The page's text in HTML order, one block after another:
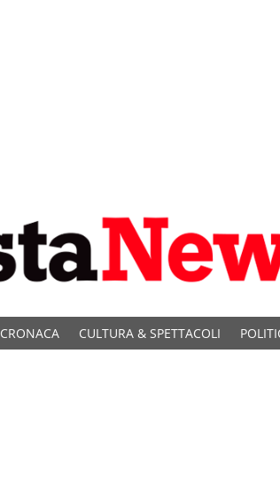
CRONACA CULTURA & SPETTACOLI